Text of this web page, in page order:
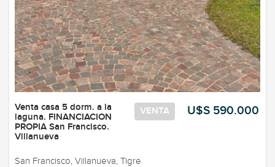
U$S 590.000
VENTA
Venta casa 5 dorm. a la
laguna. FINANCIACION
PROPIA San Francisco.
Villanueva
San Francisco, Villanueva, Tigre